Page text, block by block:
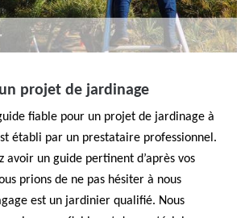
projet de jardinage
fiable pour un projet de jardinage à
établi par un prestataire professionnel.
avoir un guide pertinent d’après vos
prions de ne pas hésiter à nous
est un jardinier qualifié. Nous